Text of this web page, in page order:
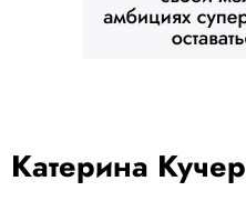
Катерина Кучер